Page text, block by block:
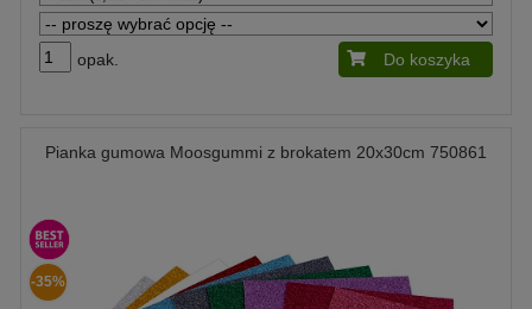
opak. Do koszyka
Pianka gumowa Moosgummi z brokatem 20x30cm 750861
-35%